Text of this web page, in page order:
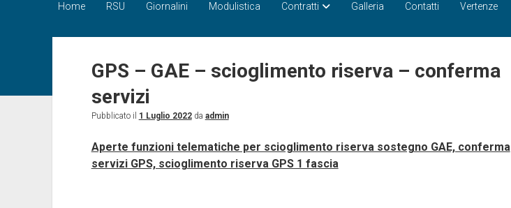
Home RSU Giornalini Modulistica Contratti Galleria Contatti Vertenze
GPS – GAE – scioglimento riserva – conferma
servizi
Pubblicato il 1 Luglio 2022da admin
Aperte funzioni telematiche per scioglimento riserva sostegno GAE, conferma
servizi GPS, scioglimento riserva GPS 1 fascia